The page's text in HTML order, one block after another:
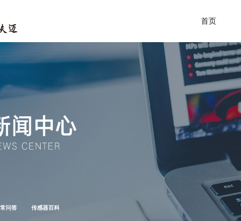
首页
问答 传感器百科